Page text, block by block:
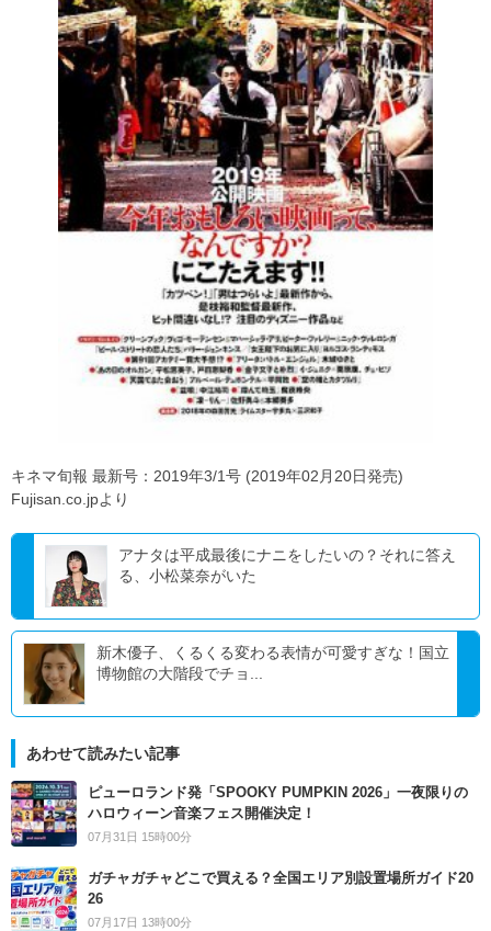
キネマ旬報 最新号：2019年3/1号 (2019年02月20日発売)
Fujisan.co.jpより
アナタは平成最後にナニをしたいの？それに答え
る、小松菜奈がいた
新木優子、くるくる変わる表情が可愛すぎな！国立
博物館の大階段でチョ...
あわせて読みたい記事
ピューロランド発「SPOOKY PUMPKIN 2026」一夜限りの
ハロウィーン音楽フェス開催決定！
07月31日 15時00分
ガチャガチャどこで買える？全国エリア別設置場所ガイド20
26
07月17日 13時00分